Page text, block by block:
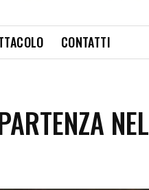
CONTATTI
NEL